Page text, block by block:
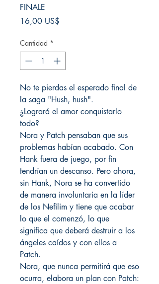
FINALE
16,00 US$
Cantidad *
No te pierdas el esperado final de
la saga "Hush, hush".
¿Logrará el amor conquistarlo
todo?
Nora y Patch pensaban que sus
problemas habían acabado. Con
Hank fuera de juego, por fin
tendrían un descanso. Pero ahora,
sin Hank, Nora se ha convertido
de manera involuntaria en la líder
de los Nefilim y tiene que acabar
lo que el comenzó, lo que
significa que deberá destruir a los
ángeles caídos y con ellos a
Patch.
Nora, que nunca permitirá que eso
ocurra, elabora un plan con Patch: